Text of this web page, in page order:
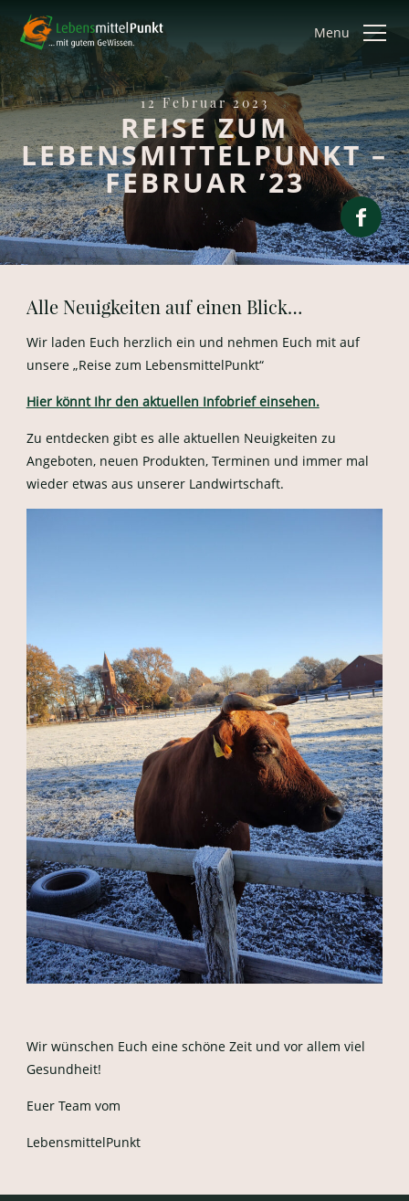
Menu
12 Februar 2023
REISE ZUM
LEBENSMITTELPUNKT –
FEBRUAR ’23
Alle Neuigkeiten auf einen Blick…
Wir laden Euch herzlich ein und nehmen Euch mit auf
unsere „Reise zum LebensmittelPunkt“
Hier könnt Ihr den aktuellen Infobrief einsehen.
Zu entdecken gibt es alle aktuellen Neuigkeiten zu
Angeboten, neuen Produkten, Terminen und immer mal
wieder etwas aus unserer Landwirtschaft.
Wir wünschen Euch eine schöne Zeit und vor allem viel
Gesundheit!
Euer Team vom
LebensmittelPunkt